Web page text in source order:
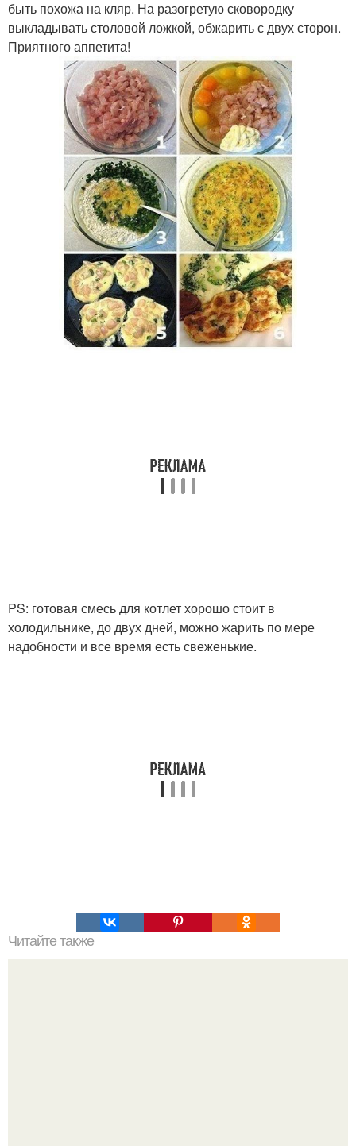
быть похожа на кляр. На разогретую сковородку
выкладывать столовой ложкой, обжарить с двух сторон.
Приятного аппетита!
PS: готовая смесь для котлет хорошо стоит в
холодильнике, до двух дней, можно жарить по мере
надобности и все время есть свеженькие.
Читайте также